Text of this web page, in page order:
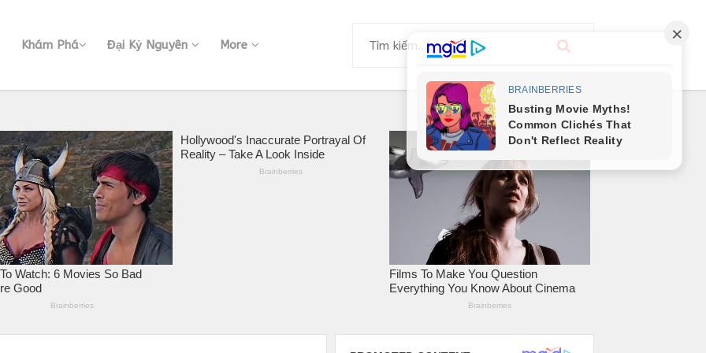
Khám Phá Đại Kỷ Nguyên More